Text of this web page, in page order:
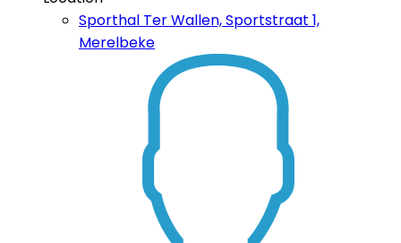
Sporthal Ter Wallen, Sportstraat 1,
Merelbeke